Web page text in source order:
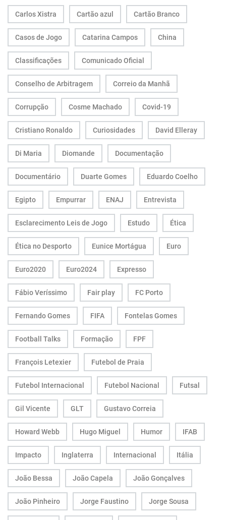
Carlos Xistra Cartão azul Cartão Branco
Casos de Jogo Catarina Campos China
Classificações Comunicado Oficial
Conselho de Arbitragem Correio da Manhã
Corrupção Cosme Machado Covid-19
Cristiano Ronaldo Curiosidades David Elleray
Di Maria Diomande Documentação
Documentário Duarte Gomes Eduardo Coelho
Egipto Empurrar ENAJ Entrevista
Esclarecimento Leis de Jogo Estudo Ética
Ética no Desporto Eunice Mortágua Euro
Euro2020 Euro2024 Expresso
Fábio Veríssimo Fair play FC Porto
Fernando Gomes FIFA Fontelas Gomes
Football Talks Formação FPF
François Letexier Futebol de Praia
Futebol Internacional Futebol Nacional Futsal
Gil Vicente GLT Gustavo Correia
Howard Webb Hugo Miguel Humor IFAB
Impacto Inglaterra Internacional Itália
João Bessa João Capela João Gonçalves
João Pinheiro Jorge Faustino Jorge Sousa